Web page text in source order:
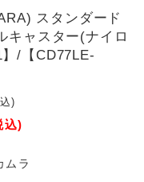
スタンダード
キャスター(ナイロ
/【CD77LE-
)
込)
ムラ